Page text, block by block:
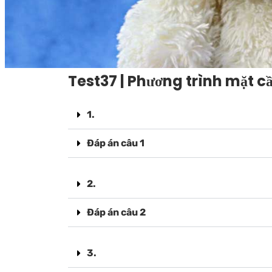
Test37 | Phương trình mặt
1.
Đáp án câu 1
2.
Đáp án câu 2
3.